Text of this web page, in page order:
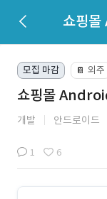
쇼핑
모집 마감 📔 외주
쇼핑몰
개발 안드로이드
1 6